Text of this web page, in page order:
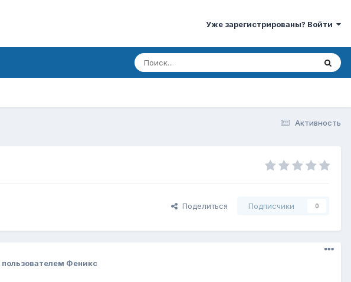
Уже зарегистрированы? Войти
Активность
Поделиться Подписчики 0
пользователем Феникс